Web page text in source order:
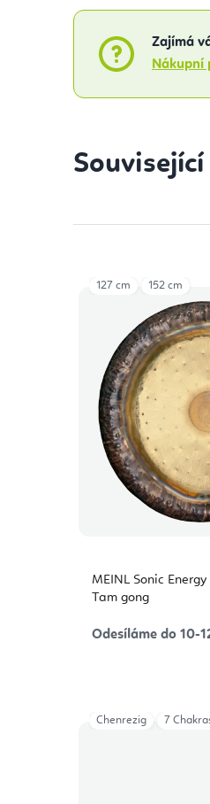
Zajímá
Nákupní
MEINL Sonic
Tam gong
Odesíláme do 10-
127 cm 152 cm
Chenrezig 7